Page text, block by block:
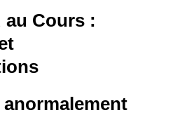
au Cours :